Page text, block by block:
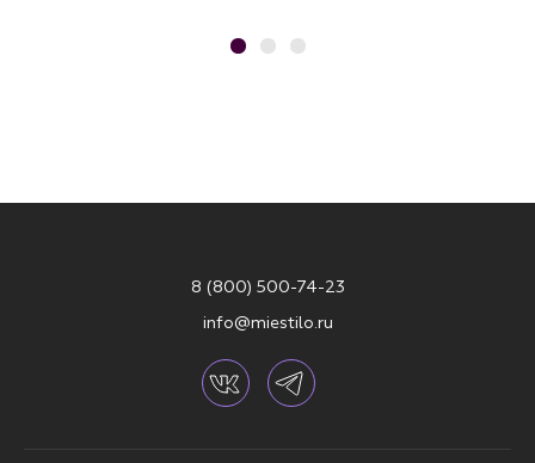
8 (800) 500-74-23
info@miestilo.ru